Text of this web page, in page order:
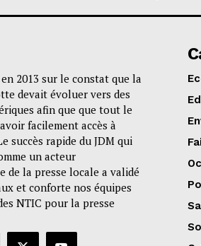
2013 sur le constat que la
devait évoluer vers des
afin que que tout le
facilement accès à
succès rapide du JDM qui
un acteur
de la presse locale a validé
et conforte nos équipes
NTIC pour la presse